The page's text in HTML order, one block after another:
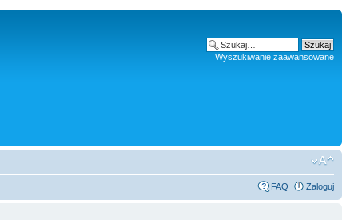
Wyszukiwanie zaawansowane
FAQ Zaloguj